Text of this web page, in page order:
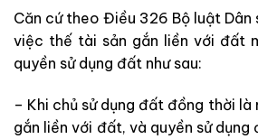
Căn cứ theo Điều 326 Bộ luật Dân
việc thế tài sản gắn liền với đất
quyền sử dụng đất như sau:
– Khi chủ sử dụng đất đồng thời là
gắn liền với đất, và quyền sử